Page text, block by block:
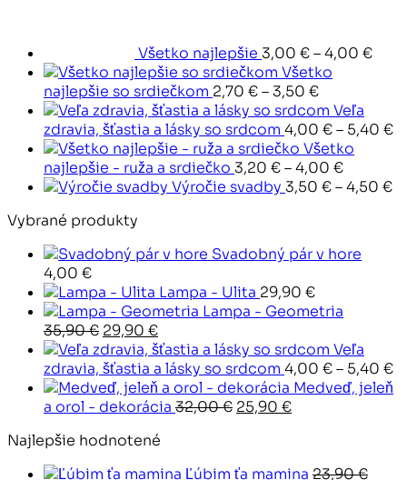
Všetko najlepšie 3,00 €–4,00 €
Všetko
najlepšie so srdiečkom 2,70 €–3,50 €Price
range:
2,70 €
through
3,50 €
Veľa
zdravia, šťastia a lásky so srdcom 4,00 €– 5,40 €
Všetko
najlepšie - ruža a srdiečko 3,20 €–4,00 €Price
range:
Výročie svadby 3,50 €–4,50 €
Vybrané produkty
Svadobný pár v hore
4,00 €
Lampa - Ulita 29,90 €
Lampa - Geometria
35,90€ Pôvodná
cena
bola:
35,90 €.
29,90 €Aktuálna
cena
je:
29,90 €.
Veľa
zdravia, šťastia a lásky so srdcom 4,00 €– 5,40 €
Medveď, jeleň
a orol - dekorácia 32,00€ Pôvodná
32,00 €.
25,90 €Aktuálna
25,90 €.
Najlepšie hodnotené
Ľúbim ťa mamina 23,90€